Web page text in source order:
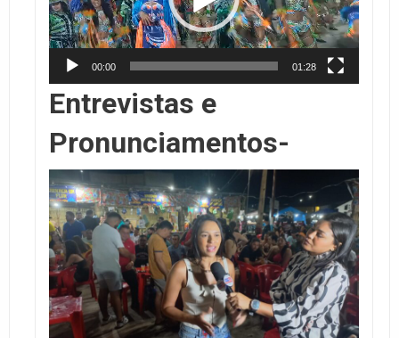
00:00 01:28
Entrevistas e
Pronunciamentos-